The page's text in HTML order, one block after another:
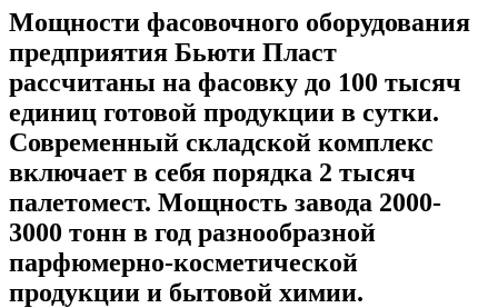
Мощности фасовочного оборудования
предприятия Бьюти Пласт
рассчитаны на фасовку до 100 тысяч
единиц готовой продукции в сутки.
Современный складской комплекс
включает в себя порядка 2 тысяч
палетомест. Мощность завода 2000-
3000 тонн в год разнообразной
парфюмерно-косметической
продукции и бытовой химии.